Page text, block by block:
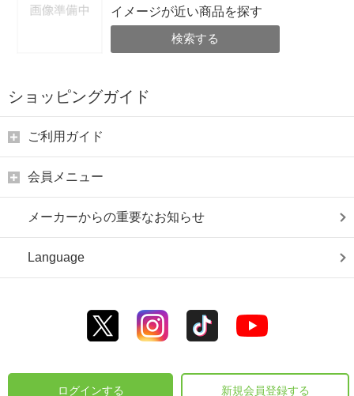
イメージが近い商品を探す
検索する
ショッピングガイド
ご利用ガイド
会員メニュー
メーカーからの重要なお知らせ
Language
ログインする 新規会員登録する